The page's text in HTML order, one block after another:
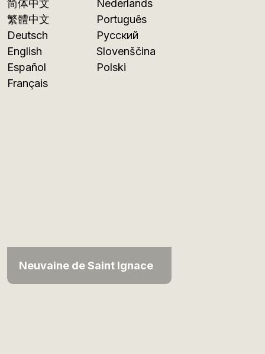
简体中文
繁體中文
Deutsch
English
Español
Français
Nederlands
Português
Русский
Slovenščina
Polski
Neuvaine de Saint Ignace